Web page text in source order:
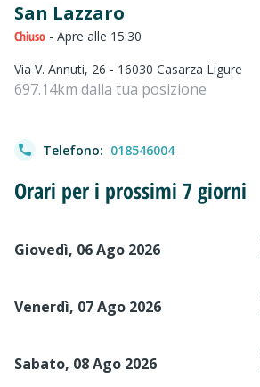
San Lazzaro
Chiuso - Apre alle 15:30
Via V. Annuti, 26 - 16030 Casarza Ligure
697.14km dalla tua posizione
Telefono: 018546004
Orari per i prossimi 7 giorni
Giovedì, 06 Ago 2026
Venerdì, 07 Ago 2026
Sabato, 08 Ago 2026